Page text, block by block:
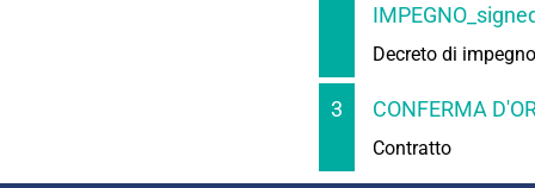
Decreto di impegno
3 CONFERMA
Contratto